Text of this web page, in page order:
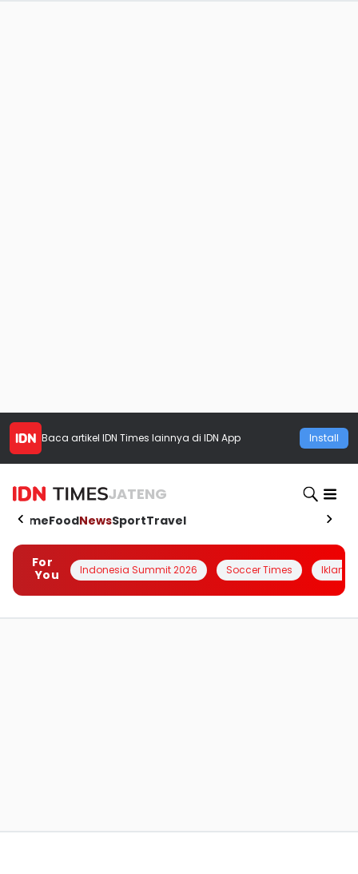
Baca artikel IDN Times lainnya di IDN App Install
JATENG
HomeFoodNewsSportTravel
For
You
Indonesia Summit 2026 Soccer Times Iklanin